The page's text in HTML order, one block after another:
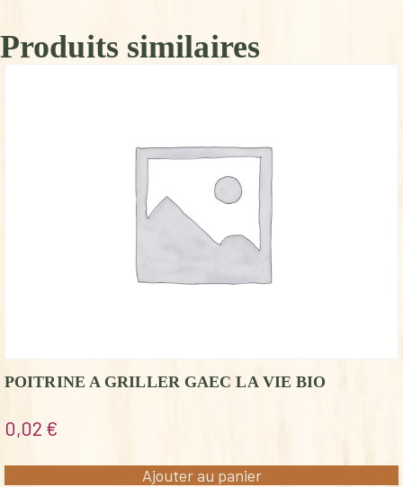
Produits similaires
POITRINE A GRILLER GAEC LA VIE BIO
0,02 €
Ajouter au panier